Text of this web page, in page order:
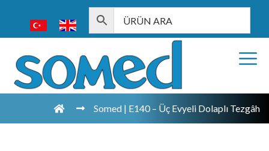
Somed | E140 – Üç Evyeli Dolaplı Tezgâh